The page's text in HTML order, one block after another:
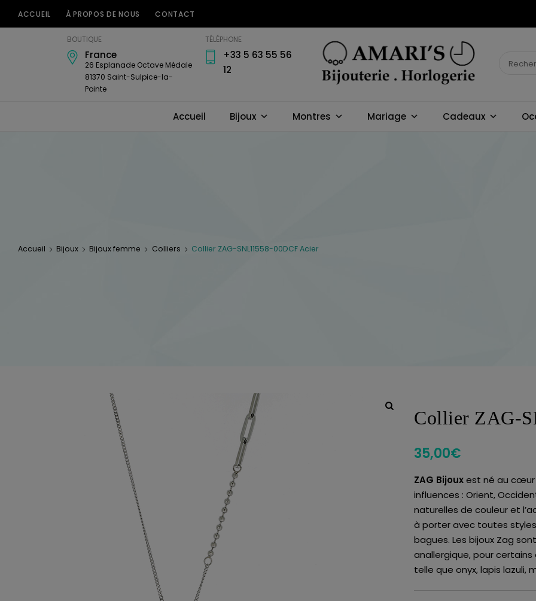
ACCUEIL À PROPOS DE NOUS CONTACT
BOUTIQUE
France
26 Esplanade Octave Médale
81370 Saint-Sulpice-la-
Pointe
TÉLÉPHONE
+33 5 63 55 56
12
BIJOUTERIE
Accueil Bijoux Montres Mariage Cadeaux
Accueil Bijoux Bijoux femme Colliers Collier ZAG-SNL11558-00DCF Acier
Collier ZAG-
35,00€
ZAG Bijouxest né au cœur
influences : Orient,
naturelles de couleur et
à porter avec toutes
bagues. Les bijoux Zag
anallergique, pour certains
telle que onyx, lapis lazuli,